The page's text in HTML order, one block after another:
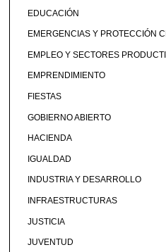
EDUCACIÓN
EMERGENCIAS Y PROTECCIÓN
EMPLEO Y SECTORES
EMPRENDIMIENTO
FIESTAS
GOBIERNO ABIERTO
HACIENDA
IGUALDAD
INDUSTRIA Y DESARROLLO
INFRAESTRUCTURAS
JUSTICIA
JUVENTUD